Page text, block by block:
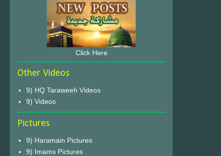
Click Here
Other Videos
9) HQ Taraweeh Videos
9) Videos
Pictures
9) Haramain Pictures
9) Imams Pictures